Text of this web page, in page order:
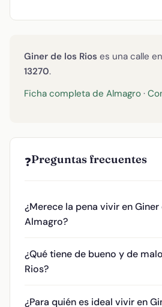
Giner de los Rios es una calle en
13270.
Ficha completa de Almagro ·
❓Preguntas frecuentes
¿Merece la pena vivir en Giner
Almagro?
¿Qué tiene de bueno y de
Rios?
¿Para quién es ideal vivir en